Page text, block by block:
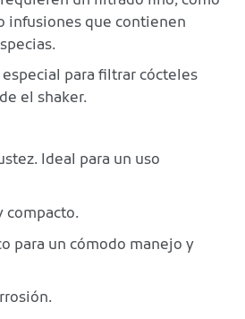
infusiones que contienen
especial para filtrar cócteles
el shaker.
Ideal para un uso
compacto.
para un cómodo manejo y